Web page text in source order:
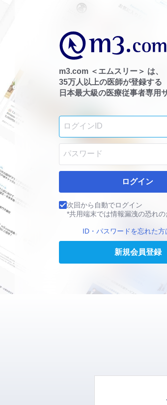
m3.com ＜エムスリー＞ は、
35万人以上の医師が登録する
日本最大級の医療従事者専用
ログイン
次回から自動でログイン
*共用端末では情報漏洩の恐れ
ID・パスワードを忘れた方
新規会員登録